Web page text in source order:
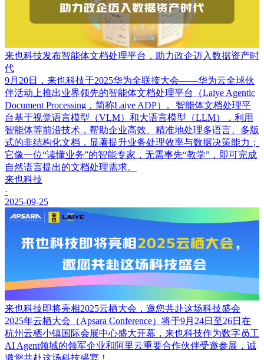
来也科技发布智能体文档处理平台，助力政企迈入数据资产时
代
9月20日，来也科技于2025华为全联接大会——华为云全球伙
伴活动上推出业界领先的智能体文档处理平台（Laiye Agentic
Document Processing，简称Laiye ADP）。智能体文档处理平
台基于视觉语言模型（VLM）和大语言模型（LLM），利用
智能体等前沿技术，帮助企业高效、精准地处理多语言、多版
式的非结构化文档，显著提升业务处理效率与数据决策能力；
它像一位“读懂业务”的智能专家，无需事先“教学”，即可完成
自然语言提出的文档处理需求。
来也科技
·
2025-09-25
来也科技即将亮相2025云栖大会，邀您共赴这场科技盛会
2025年云栖大会（Apsara Conference）将于9月24日至26日在
杭州云栖小镇国际会展中心盛大开幕，来也科技作为数字员工
AI Agent领域的领军企业和阿里云重要合作伙伴受邀参展，诚